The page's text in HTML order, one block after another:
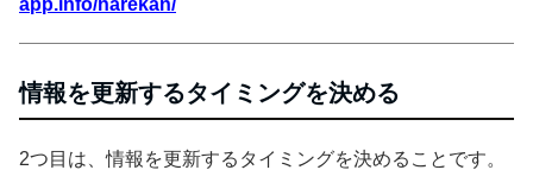
app.info/narekan/
情報を更新するタイミングを決める
2つ目は、情報を更新するタイミングを決めることです。